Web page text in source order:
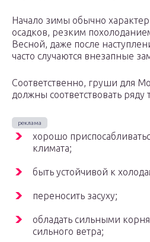
Начало зимы обычно
осадков, резким
Весной, даже после
часто случаются внезапные
Соответственно, груши для
должны соответствовать ряду
хорошо
климата;
быть устойчивой к
переносить засуху;
обладать сильными
сильного ветра;